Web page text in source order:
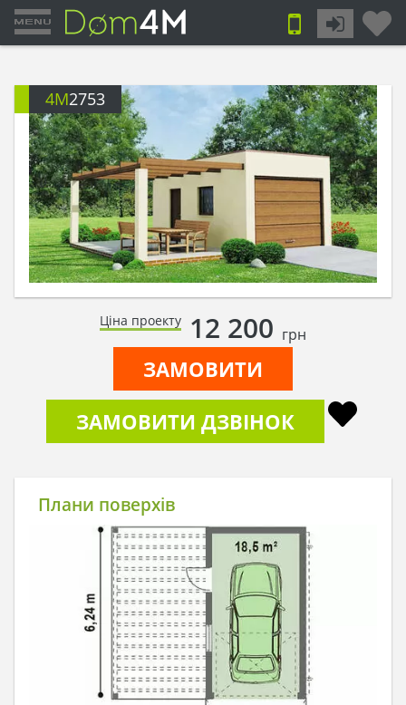
4M2753
Ціна проекту 12 200 грн
ЗАМОВИТИ
ЗАМОВИТИ ДЗВІНОК
Плани поверхів